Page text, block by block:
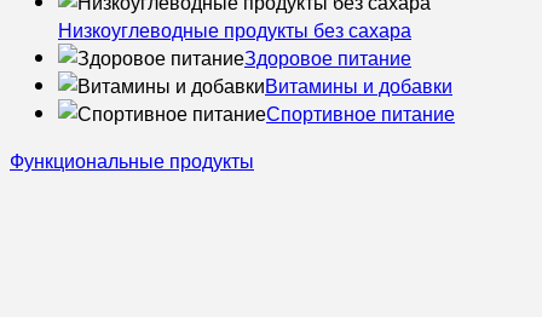
Низкоуглеводные продукты без сахара
Здоровое питание
Витамины и добавки
Спортивное питание
Функциональные продукты